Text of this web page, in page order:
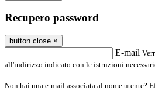
Recupero password
button close ×
E-mail
all'indirizzo indicato con le istruzioni
Non hai una e-mail associata al nome utente?